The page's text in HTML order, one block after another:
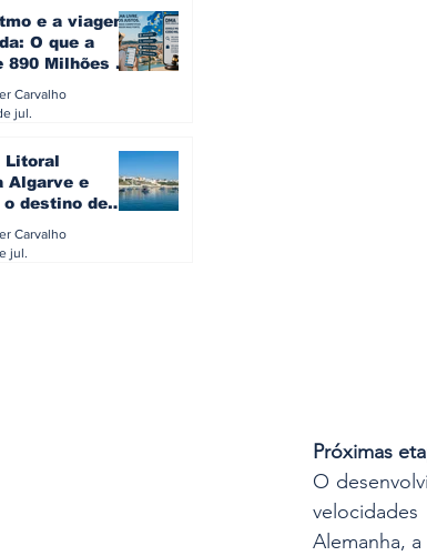
Próximas
O
Alemanha,
e a viagem
O que a
890 Milhões à
do turista na
Carvalho
jul.
Litoral
Algarve e
o destino de
Carvalho
jul.